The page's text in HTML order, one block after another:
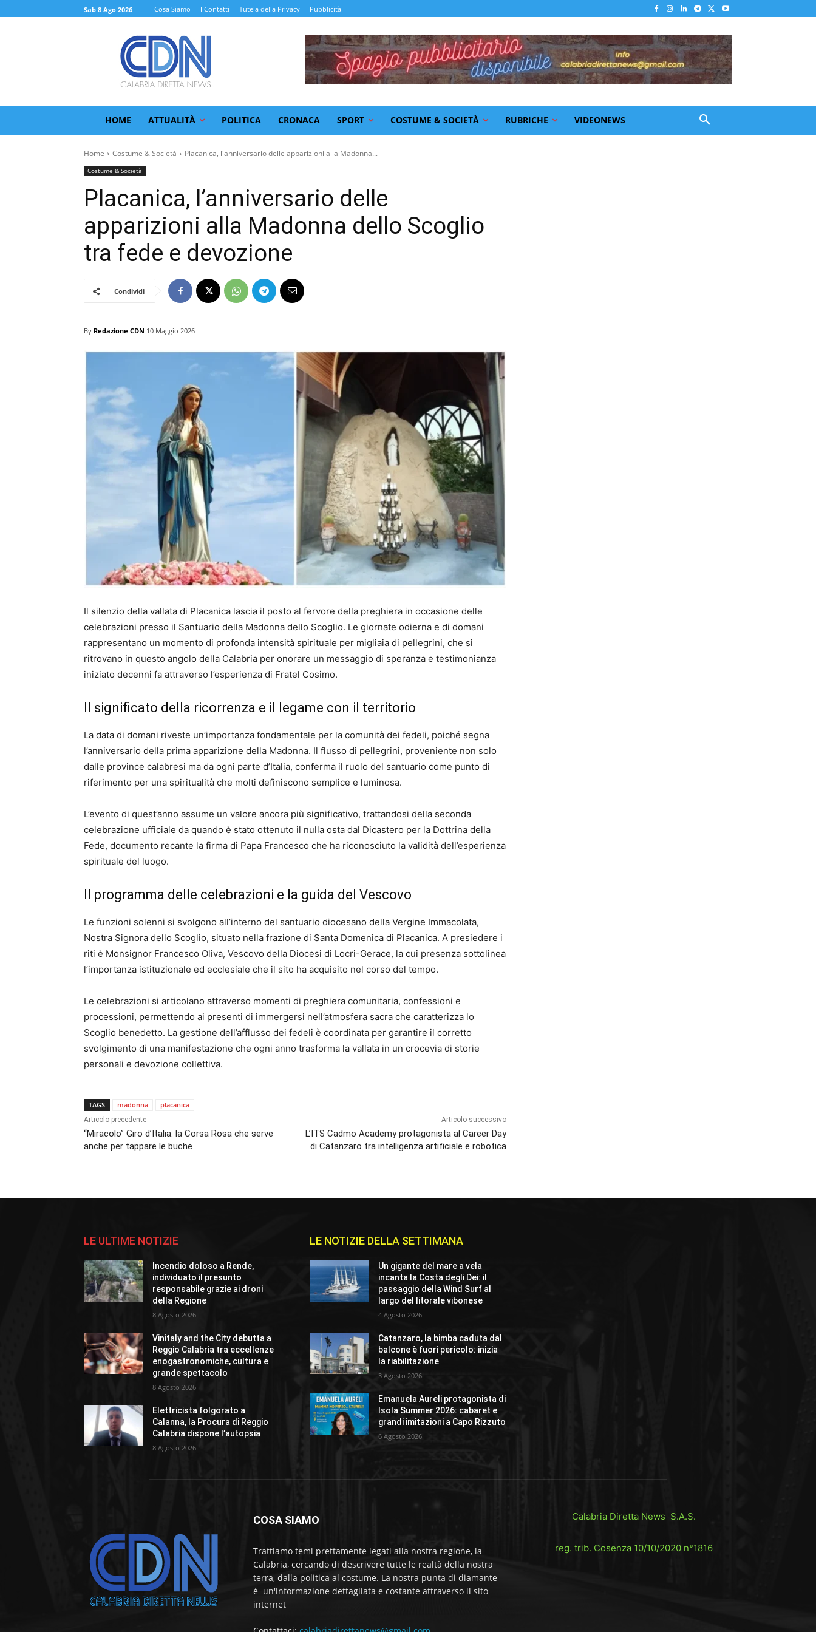
Sab 8 Ago 2026 Cosa Siamo I Contatti Tutela della Privacy Pubblicità
HOME ATTUALITÀ POLITICA CRONACA SPORT COSTUME & SOCIETÀ RUBRICHE VIDEONEWS
Home Costume & Società Placanica, l'anniversario delle apparizioni alla Madonna...
Costume & Società
Placanica, l’anniversario delle
apparizioni alla Madonna dello Scoglio
tra fede e devozione
Condividi
By Redazione CDN 10 Maggio 2026
Il silenzio della vallata di Placanica lascia il posto al fervore della preghiera in occasione delle
celebrazioni presso il Santuario della Madonna dello Scoglio. Le giornate odierna e di domani
rappresentano un momento di profonda intensità spirituale per migliaia di pellegrini, che si
ritrovano in questo angolo della Calabria per onorare un messaggio di speranza e testimonianza
iniziato decenni fa attraverso l’esperienza di Fratel Cosimo.
Il significato della ricorrenza e il legame con il territorio
La data di domani riveste un’importanza fondamentale per la comunità dei fedeli, poiché segna
l’anniversario della prima apparizione della Madonna. Il flusso di pellegrini, proveniente non solo
dalle province calabresi ma da ogni parte d’Italia, conferma il ruolo del santuario come punto di
riferimento per una spiritualità che molti definiscono semplice e luminosa.
L’evento di quest’anno assume un valore ancora più significativo, trattandosi della seconda
celebrazione ufficiale da quando è stato ottenuto il nulla osta dal Dicastero per la Dottrina della
Fede, documento recante la firma di Papa Francesco che ha riconosciuto la validità dell’esperienza
spirituale del luogo.
Il programma delle celebrazioni e la guida del Vescovo
Le funzioni solenni si svolgono all’interno del santuario diocesano della Vergine Immacolata,
Nostra Signora dello Scoglio, situato nella frazione di Santa Domenica di Placanica. A presiedere i
riti è Monsignor Francesco Oliva, Vescovo della Diocesi di Locri-Gerace, la cui presenza sottolinea
l’importanza istituzionale ed ecclesiale che il sito ha acquisito nel corso del tempo.
Le celebrazioni si articolano attraverso momenti di preghiera comunitaria, confessioni e
processioni, permettendo ai presenti di immergersi nell’atmosfera sacra che caratterizza lo
Scoglio benedetto. La gestione dell’afflusso dei fedeli è coordinata per garantire il corretto
svolgimento di una manifestazione che ogni anno trasforma la vallata in un crocevia di storie
personali e devozione collettiva.
TAGS madonna placanica
Articolo precedente
“Miracolo” Giro d’Italia: la Corsa Rosa che serve
anche per tappare le buche
Articolo successivo
L’ITS Cadmo Academy protagonista al Career Day
di Catanzaro tra intelligenza artificiale e robotica
LE ULTIME NOTIZIE
Incendio doloso a Rende,
individuato il presunto
responsabile grazie ai droni
della Regione
8 Agosto 2026
Vinitaly and the City debutta a
Reggio Calabria tra eccellenze
enogastronomiche, cultura e
grande spettacolo
8 Agosto 2026
Elettricista folgorato a
Calanna, la Procura di Reggio
Calabria dispone l’autopsia
8 Agosto 2026
LE NOTIZIE DELLA SETTIMANA
Un gigante del mare a vela
incanta la Costa degli Dei: il
passaggio della Wind Surf al
largo del litorale vibonese
4 Agosto 2026
Catanzaro, la bimba caduta dal
balcone è fuori pericolo: inizia
la riabilitazione
3 Agosto 2026
Emanuela Aureli protagonista di
Isola Summer 2026: cabaret e
grandi imitazioni a Capo Rizzuto
6 Agosto 2026
COSA SIAMO
Trattiamo temi prettamente legati alla nostra regione, la
Calabria, cercando di descrivere tutte le realtà della nostra
terra, dalla politica al costume. La nostra punta di diamante
è un'informazione dettagliata e costante attraverso il sito
internet
Calabria Diretta News S.A.S.
reg. trib. Cosenza 10/10/2020 n°1816